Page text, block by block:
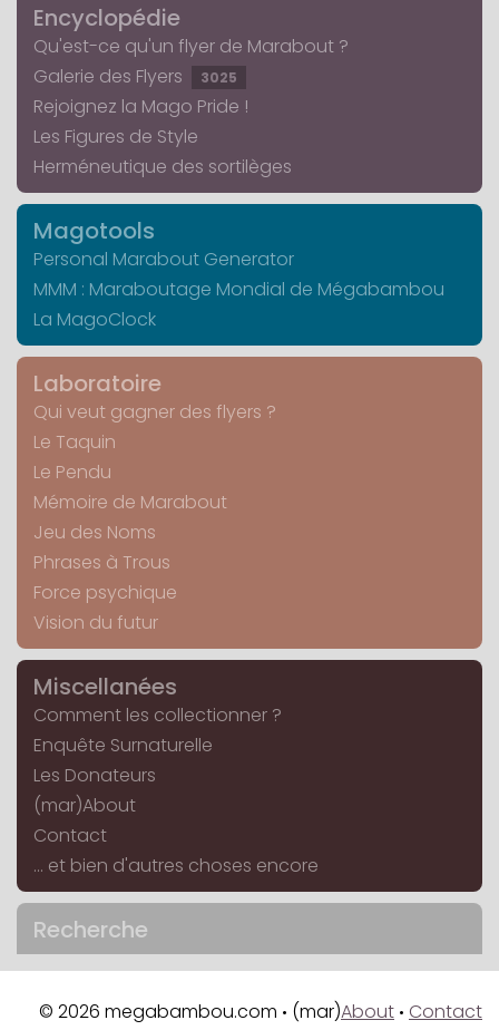
Encyclopédie
Qu'est-ce qu'un flyer de Marabout ?
Galerie des Flyers
3025
Rejoignez la Mago Pride !
Les Figures de Style
Herméneutique des sortilèges
Magotools
Personal Marabout Generator
MMM : Maraboutage Mondial de Mégabambou
La MagoClock
Laboratoire
Qui veut gagner des flyers ?
Le Taquin
Le Pendu
Mémoire de Marabout
Jeu des Noms
Phrases à Trous
Force psychique
Vision du futur
Miscellanées
Comment les collectionner ?
Enquête Surnaturelle
Les Donateurs
(mar)About
Contact
... et bien d'autres choses encore
Recherche
© 2026 megabambou.com • (mar)About • Contact